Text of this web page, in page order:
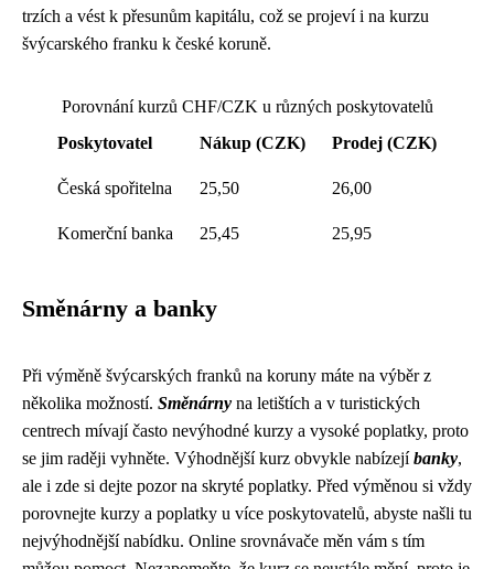
trzích a vést k přesunům kapitálu, což se projeví i na kurzu
švýcarského franku k české koruně.
Porovnání kurzů CHF/CZK u různých poskytovatelů
Poskytovatel
Nákup (CZK) Prodej (CZK)
Česká spořitelna 25,50 26,00
Komerční banka 25,45 25,95
Směnárny a banky
Při výměně švýcarských franků na koruny máte na výběr z
několika možností. Směnárny na letištích a v turistických
centrech mívají často nevýhodné kurzy a vysoké poplatky, proto
se jim raději vyhněte. Výhodnější kurz obvykle nabízejíbanky,
ale i zde si dejte pozor na skryté poplatky. Před výměnou si vždy
porovnejte kurzy a poplatky u více poskytovatelů, abyste našli tu
nejvýhodnější nabídku. Online srovnávače měn vám s tím